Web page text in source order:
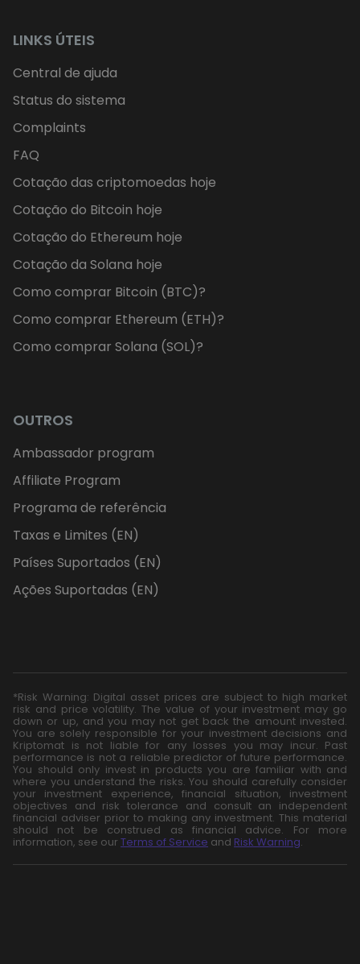
LINKS ÚTEIS
Central de ajuda
Status do sistema
Complaints
FAQ
Cotação das criptomoedas hoje
Cotação do Bitcoin hoje
Cotação do Ethereum hoje
Cotação da Solana hoje
Como comprar Bitcoin (BTC)?
Como comprar Ethereum (ETH)?
Como comprar Solana (SOL)?
OUTROS
Ambassador program
Affiliate Program
Programa de referência
Taxas e Limites (EN)
Países Suportados (EN)
Ações Suportadas (EN)
*Risk Warning: Digital asset prices are subject to high market
risk and price volatility. The value of your investment may go
down or up, and you may not get back the amount invested.
You are solely responsible for your investment decisions and
Kriptomat is not liable for any losses you may incur. Past
performance is not a reliable predictor of future performance.
You should only invest in products you are familiar with and
where you understand the risks. You should carefully consider
your investment experience, financial situation, investment
objectives and risk tolerance and consult an independent
financial adviser prior to making any investment. This material
should not be construed as financial advice. For more
information, see our Terms of Service and Risk Warning.